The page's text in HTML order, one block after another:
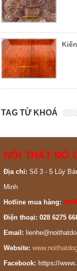
TAG TỪ KHOÁ
NỘI THẤT ĐỒ
Địa chỉ: Số 3 - 5 Lũy
Minh
Hotline mua hàng:
Điện thoại: 028 6275
Email:
Website:
Facebook: https://